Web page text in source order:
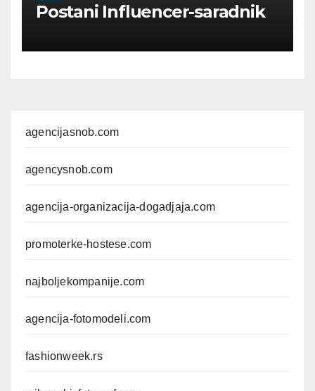
Postani Influencer-saradnik
agencijasnob.com
agencysnob.com
agencija-organizacija-dogadjaja.com
promoterke-hostese.com
najboljekompanije.com
agencija-fotomodeli.com
fashionweek.rs